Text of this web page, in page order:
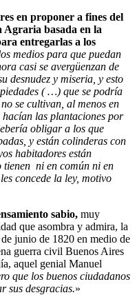
en proponer a fines del
basada en la
entregarlas a los
medios para que puedan
casi se avergüenzan de
desnudez y miseria, y esto
( …) que se podría
se cultivan, al menos en
las plantaciones por
obligar a los que
y están colinderas con
habitadores están
tienen ni en común ni en
concede la ley, motivo
sabio, muy
que asombra y admira, la
junio de 1820 en medio de
guerra civil Buenos Aires
aquel genial Manuel
que los buenos ciudadanos
sus desgracias.»